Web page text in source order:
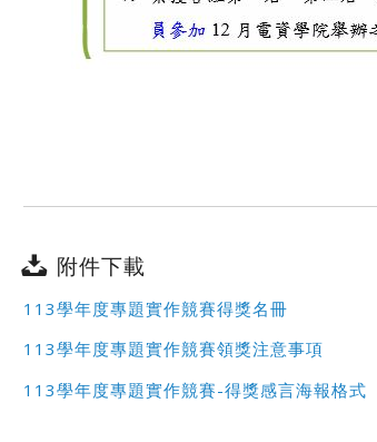
附件下載
113學年度專題實作競賽得獎名冊
113學年度專題實作競賽領獎注意事項
113學年度專題實作競賽-得獎感言海報格式